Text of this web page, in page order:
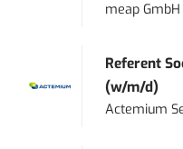
meap GmbH
Referent
(w/m/d)
Actemium